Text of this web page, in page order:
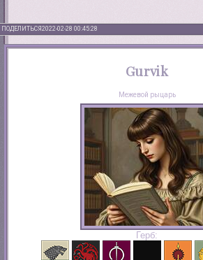
ПОДЕЛИТЬСЯ2022-02-28 00:45:28
Gurvik
Межевой рыцарь
Герб: